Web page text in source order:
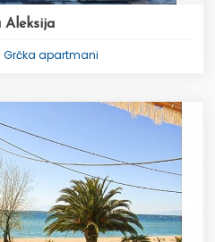
Aleksija
Grčka apartmani